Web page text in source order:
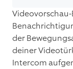
der
deiner
Intercom